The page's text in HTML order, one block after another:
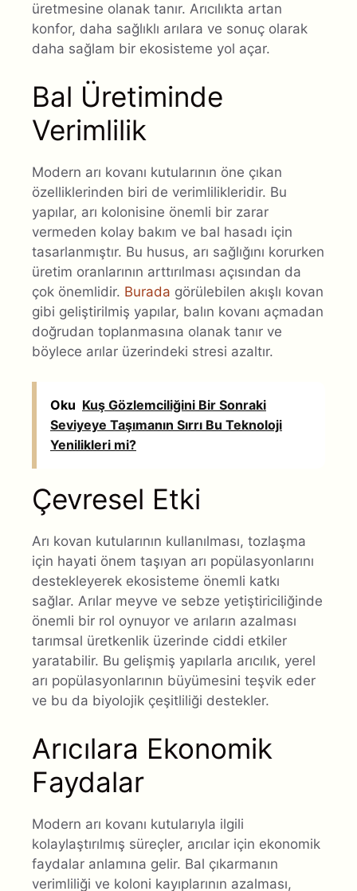
üretmesine olanak tanır. Arıcılıkta artan
konfor, daha sağlıklı arılara ve sonuç olarak
daha sağlam bir ekosisteme yol açar.
Bal Üretiminde
Verimlilik
Modern arı kovanı kutularının öne çıkan
özelliklerinden biri de verimlilikleridir. Bu
yapılar, arı kolonisine önemli bir zarar
vermeden kolay bakım ve bal hasadı için
tasarlanmıştır. Bu husus, arı sağlığını korurken
üretim oranlarının arttırılması açısından da
çok önemlidir. Burada görülebilen akışlı kovan
gibi geliştirilmiş yapılar, balın kovanı açmadan
doğrudan toplanmasına olanak tanır ve
böylece arılar üzerindeki stresi azaltır.
Oku Kuş Gözlemciliğini Bir Sonraki
Seviyeye Taşımanın Sırrı Bu Teknoloji
Yenilikleri mi?
Çevresel Etki
Arı kovan kutularının kullanılması, tozlaşma
için hayati önem taşıyan arı popülasyonlarını
destekleyerek ekosisteme önemli katkı
sağlar. Arılar meyve ve sebze yetiştiriciliğinde
önemli bir rol oynuyor ve arıların azalması
tarımsal üretkenlik üzerinde ciddi etkiler
yaratabilir. Bu gelişmiş yapılarla arıcılık, yerel
arı popülasyonlarının büyümesini teşvik eder
ve bu da biyolojik çeşitliliği destekler.
Arıcılara Ekonomik
Faydalar
Modern arı kovanı kutularıyla ilgili
kolaylaştırılmış süreçler, arıcılar için ekonomik
faydalar anlamına gelir. Bal çıkarmanın
verimliliği ve koloni kayıplarının azalması,